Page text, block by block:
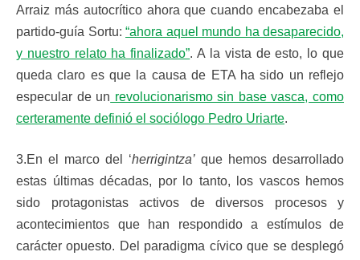
Arraiz más autocrítico ahora que cuando encabezaba el
partido-guía Sortu: “ahora aquel mundo ha desaparecido,
y nuestro relato ha finalizado”. A la vista de esto, lo que
queda claro es que la causa de ETA ha sido un reflejo
especular de un revolucionarismo sin base vasca, como
certeramente definió el sociólogo Pedro Uriarte.
3.En el marco del ‘herrigintza’ que hemos desarrollado
estas últimas décadas, por lo tanto, los vascos hemos
sido protagonistas activos de diversos procesos y
acontecimientos que han respondido a estímulos de
carácter opuesto. Del paradigma cívico que se desplegó